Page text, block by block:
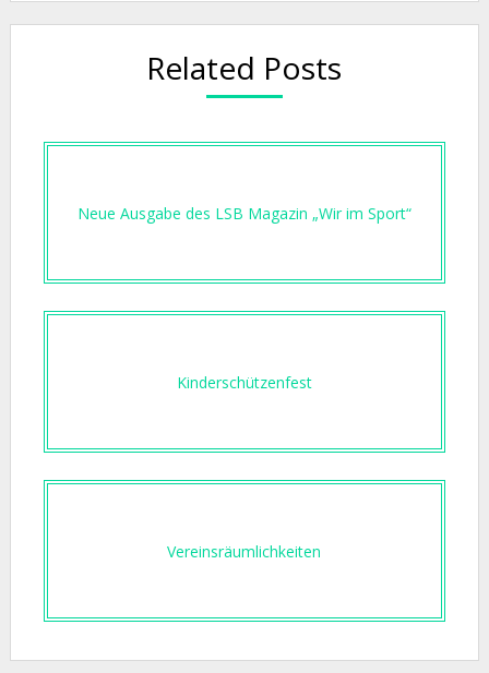
Related Posts
Neue Ausgabe des LSB Magazin „Wir im Sport“
Kinderschützenfest
Vereinsräumlichkeiten